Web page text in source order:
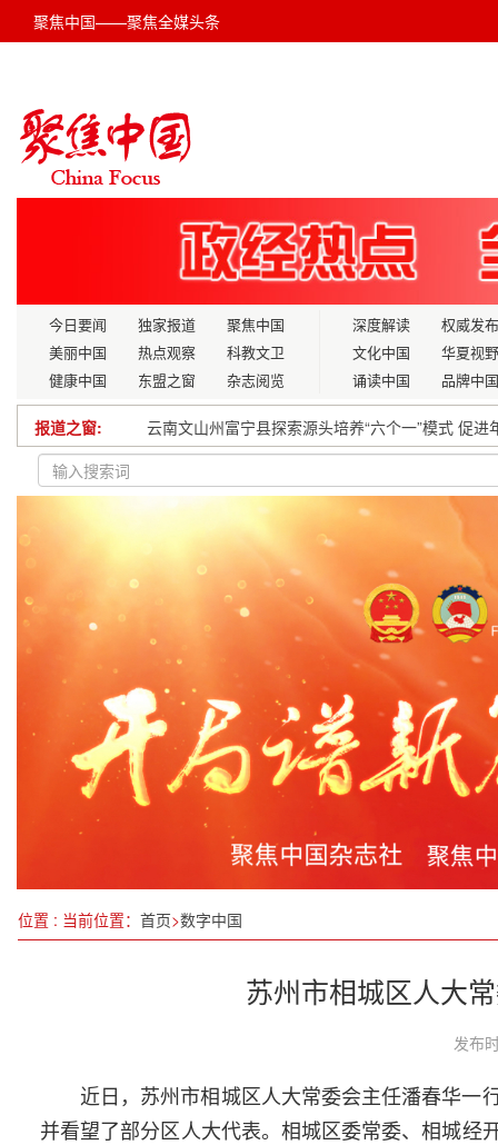
聚焦中国——聚焦全媒头条
今日要闻 独家报道
聚焦中国
美丽中国
热点观察
科教文卫
健康中国
东盟之窗 杂志阅览
深度解读
权威发布
文化中国
华夏视野
诵读中国
品牌中国
报道之窗:
云南文山州富宁县探索源头培养“六个一”模式 促进
以网为桥 以法为纲 书写法治中国新答卷 ——写在
黄芦英：医者仁心照人间，安居之盼待回响
“警”色校园，“安”全同行
山东临沂：全市公安局长会议召开
北京各省市驻京机构商务协会第四届换届大会在京
银发经济，“后浪”的朝阳产业
别让体重秤“欺骗”了你
第十批全国岗位学雷锋标兵名单公布 四川两个集
位置 : 当前位置： 首页>数字中国
苏州市相城区人大
发布
近日，苏州市相城区人大常委会主任潘春华一
并看望了部分区人大代表。相城区委常委、相城